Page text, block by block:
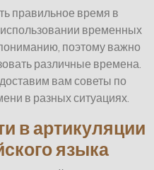
правильное время в
временных
поэтому важно
различные времена.
вам советы по
в разных ситуациях.
в артикуляции
языка